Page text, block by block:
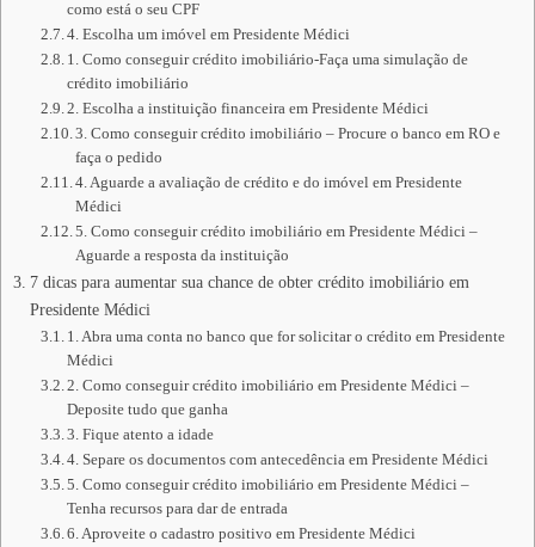
como está o seu CPF
4. Escolha um imóvel em Presidente Médici
1. Como conseguir crédito imobiliário-Faça uma simulação de
crédito imobiliário
2. Escolha a instituição financeira em Presidente Médici
3. Como conseguir crédito imobiliário – Procure o banco em RO e
faça o pedido
4. Aguarde a avaliação de crédito e do imóvel em Presidente
Médici
5. Como conseguir crédito imobiliário em Presidente Médici –
Aguarde a resposta da instituição
7 dicas para aumentar sua chance de obter crédito imobiliário em
Presidente Médici
1. Abra uma conta no banco que for solicitar o crédito em Presidente
Médici
2. Como conseguir crédito imobiliário em Presidente Médici –
Deposite tudo que ganha
3. Fique atento a idade
4. Separe os documentos com antecedência em Presidente Médici
5. Como conseguir crédito imobiliário em Presidente Médici –
Tenha recursos para dar de entrada
6. Aproveite o cadastro positivo em Presidente Médici